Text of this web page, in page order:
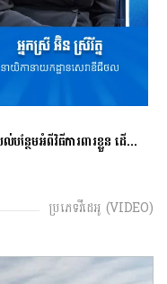
សុទ្ធតែអាក្រក់ទាំងអស់?
ប្រភេទវីដេអូ (VIDEO)